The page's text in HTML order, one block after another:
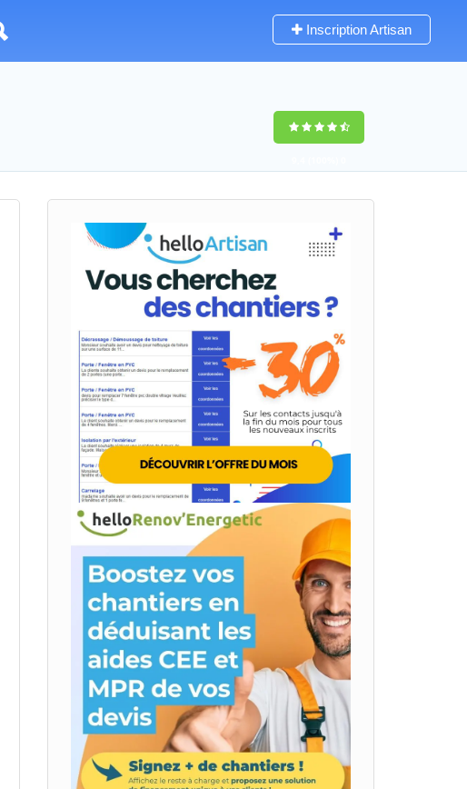
Inscription Artisan